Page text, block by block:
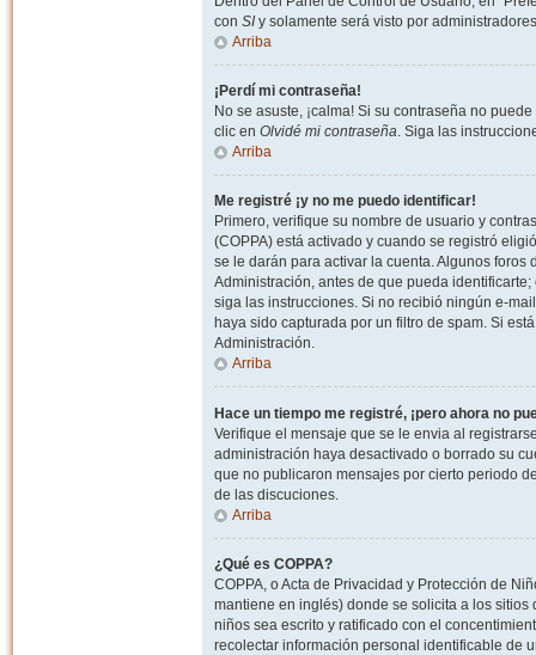
con SIy solamente será visto por
Arriba
¡Perdí mi contraseña!
No se asuste, ¡calma! Si su contraseña no
clic en Olvidé mi contraseña. Siga las
Arriba
Me registré ¡y no me puedo identificar!
Primero, verifique su nombre de usuario y
(COPPA) está activado y cuando se registró
se le darán para activar la cuenta. Algunos
Administración, antes de que pueda
siga las instrucciones. Si no recibió ningún e-
haya sido capturada por un filtro de spam. Si
Administración.
Arriba
Hace un tiempo me registré, ¡pero ahora no
Verifique el mensaje que se le envia al
administración haya desactivado o borrado su
que no publicaron mensajes por cierto periodo
de las discuciones.
Arriba
¿Qué es COPPA?
COPPA, o Acta de Privacidad y Protección de
mantiene en inglés) donde se solicita a los
niños sea escrito y ratificado con el
recolectar información personal identificable de